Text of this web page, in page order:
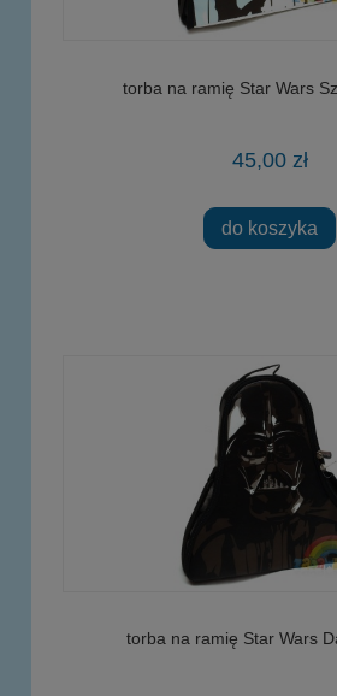
torba na ramię Star Wars
45,00 zł
do koszyka
torba na ramię Star Wars